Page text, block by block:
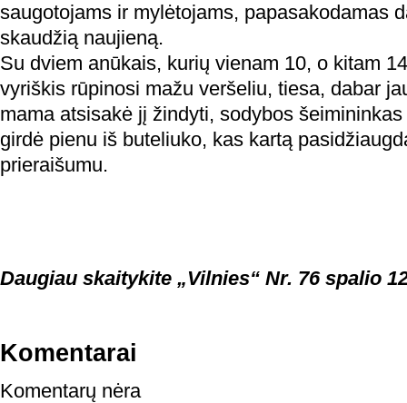
saugotojams ir mylėtojams, papasakodamas
skaudžią naujieną.
Su dviem anūkais, kurių vienam 10, o kitam
vyriškis rūpinosi mažu veršeliu, tiesa, dabar
mama atsisakė jį žindyti, sodybos
girdė pienu iš buteliuko, kas kartą
prieraišumu.
Daugiau skaitykite „Vilnies“ Nr. 76 spalio
Komentarai
Komentarų nėra